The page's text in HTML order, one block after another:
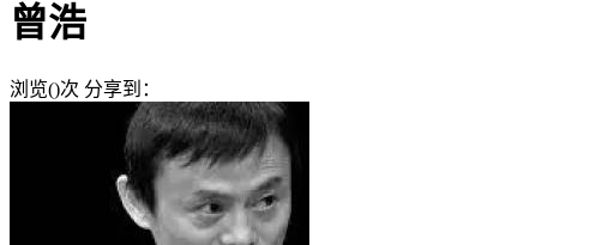
曾浩
浏览()次 分享到：